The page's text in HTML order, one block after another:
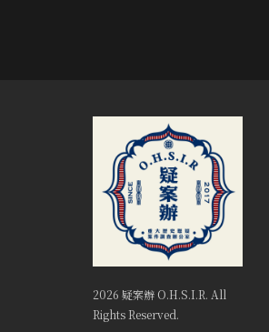
2026 疑案辦 O.H.S.I.R. All
Rights Reserved.